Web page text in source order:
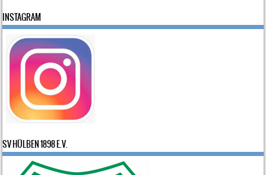
INSTAGRAM
SV HÜLBEN 1898 E.V.